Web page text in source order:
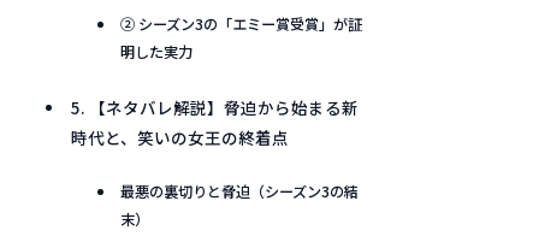
② シーズン3の「エミー賞受賞」が証
明した実力
5. 【ネタバレ解説】脅迫から始まる新
時代と、笑いの女王の終着点
最悪の裏切りと脅迫（シーズン3の結
末）